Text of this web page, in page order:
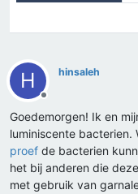
H
Offline
hinsaleh
Goedemorgen! Ik en
luminiscente
proef de bacterien
het bij anderen die
met gebruik van